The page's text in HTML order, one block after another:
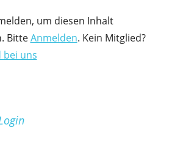
um diesen Inhalt
BitteAnmelden. Kein Mitglied?
bei uns